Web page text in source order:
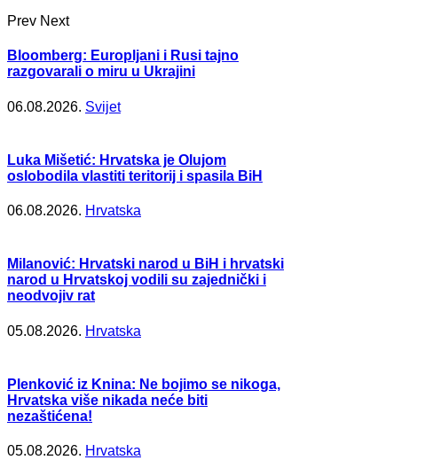
Prev Next
Bloomberg: Europljani i Rusi tajno
razgovarali o miru u Ukrajini
06.08.2026. Svijet
Luka Mišetić: Hrvatska je Olujom
oslobodila vlastiti teritorij i spasila BiH
06.08.2026. Hrvatska
Milanović: Hrvatski narod u BiH i hrvatski
narod u Hrvatskoj vodili su zajednički i
neodvojiv rat
05.08.2026. Hrvatska
Plenković iz Knina: Ne bojimo se nikoga,
Hrvatska više nikada neće biti
nezaštićena!
05.08.2026. Hrvatska